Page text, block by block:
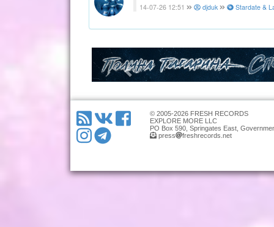
14-07-26 12:51 djduk Stardate &
© 2005-2026 FRESH RECORDS
EXPLORE MORE LLC
PO Box 590, Springates East,
press
freshrecords.net